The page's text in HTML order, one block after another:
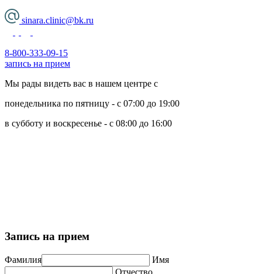
sinara.clinic@bk.ru
8-800-333-09-15
запись на прием
Мы рады видеть вас в нашем центре с
понедельника по пятницу - с 07:00 до 19:00
в субботу и воскресенье - с 08:00 до 16:00
Запись на прием
Фамилия
Имя
Отчество